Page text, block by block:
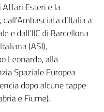
Esteri e la
d’Italia a
e dall’IIC di Barcellona
(ASI),
Leonardo, alla
Spaziale Europea
dopo alcune tappe
e Fiume).